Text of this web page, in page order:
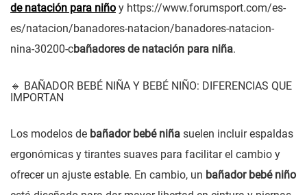
de natación para niño y https://www.forumsport.com/es-
es/natacion/banadores-natacion/banadores-natacion-
nina-30200-cbañadores de natación para niña.
🔹 BAÑADOR BEBÉ NIÑA Y BEBÉ NIÑO: DIFERENCIAS QUE
IMPORTAN
Los modelos de bañador bebé niña suelen incluir espaldas
ergonómicas y tirantes suaves para facilitar el cambio y
ofrecer un ajuste estable. En cambio, un bañador bebé niño